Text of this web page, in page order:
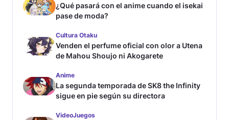
¿Qué pasará con el anime cuando el isekai
pase de moda?
Cultura Otaku
Venden el perfume oficial con olor a Utena
de Mahou Shoujo ni Akogarete
Anime
La segunda temporada de SK8 the Infinity
sigue en pie según su directora
VideoJuegos